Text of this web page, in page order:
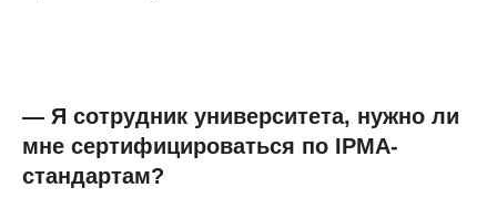
— Я сотрудник университета, нужно ли
мне сертифицироваться по IPMA-
стандартам?